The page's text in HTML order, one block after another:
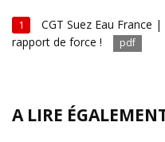
1
CGT Suez Eau France
rapport de force !
pdf
A LIRE